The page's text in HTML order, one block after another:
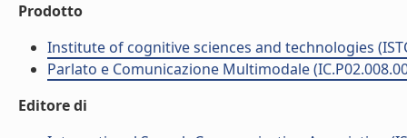
Prodotto
Institute of cognitive sciences and technologies
Parlato e Comunicazione Multimodale
Editore di